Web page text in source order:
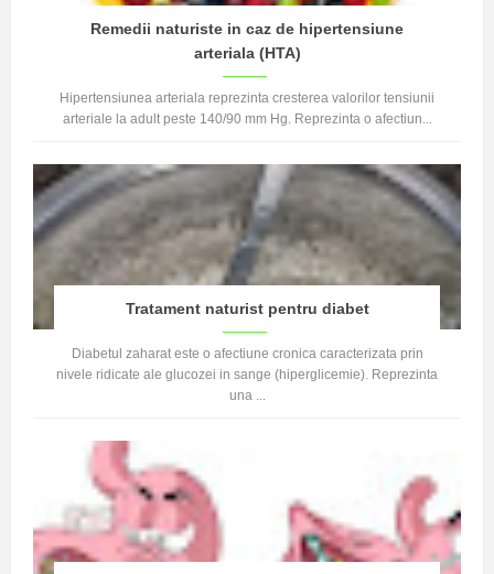
Remedii naturiste in caz de hipertensiune
arteriala (HTA)
Hipertensiunea arteriala reprezinta cresterea valorilor tensiunii
arteriale la adult peste 140/90 mm Hg. Reprezinta o afectiun...
Tratament naturist pentru diabet
Diabetul zaharat este o afectiune cronica caracterizata prin
nivele ridicate ale glucozei in sange (hiperglicemie). Reprezinta
una ...